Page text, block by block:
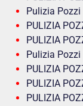
Pulizia
PULIZIA
PULIZIA
Pulizia
PULIZIA
PULIZIA
PULIZIA